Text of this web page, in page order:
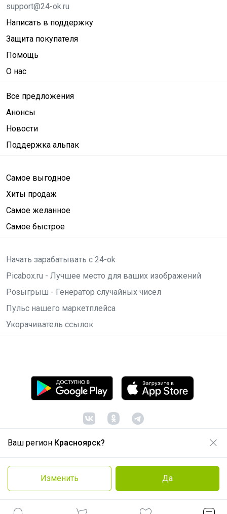
Ваш регион Красноярск?
Изменить Да
support@24-ok.ru
Написать в поддержку
Защита покупателя
Помощь
О нас
Все предложения
Анонсы
Новости
Поддержка альпак
Самое выгодное
Хиты продаж
Самое желанное
Самое быстрое
Начать зарабатывать с 24-ok
Picabox.ru - Лучшее место для ваших изображений
Розыгрыш - Генератор случайных чисел
Пульс нашего маркетплейса
Укорачиватель ссылок
© ООО "Лявита", ОГРН 1122468054070, 2012 -2026
Политика конфиденциальности
Cоглашение пользователя